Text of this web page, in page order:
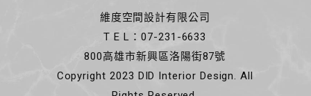
維度空間設計有限公司
T E L：07-231-6633
800高雄市新興區洛陽街87號
Copyright 2023 DID Interior Design. All